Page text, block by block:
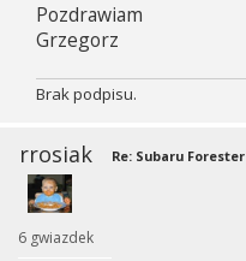
Pozdrawiam
Grzegorz
Brak podpisu.
rrosiak
6 gwiazdek
Re: Subaru Forester